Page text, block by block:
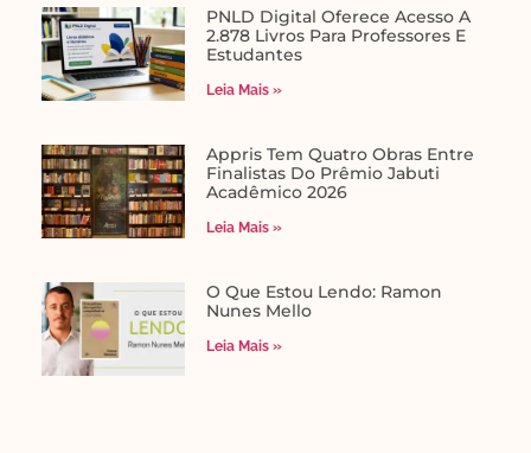
PNLD Digital Oferece Acesso A
2.878 Livros Para Professores E
Estudantes
Leia Mais »
Appris Tem Quatro Obras Entre
Finalistas Do Prêmio Jabuti
Acadêmico 2026
Leia Mais »
O Que Estou Lendo: Ramon
Nunes Mello
Leia Mais »